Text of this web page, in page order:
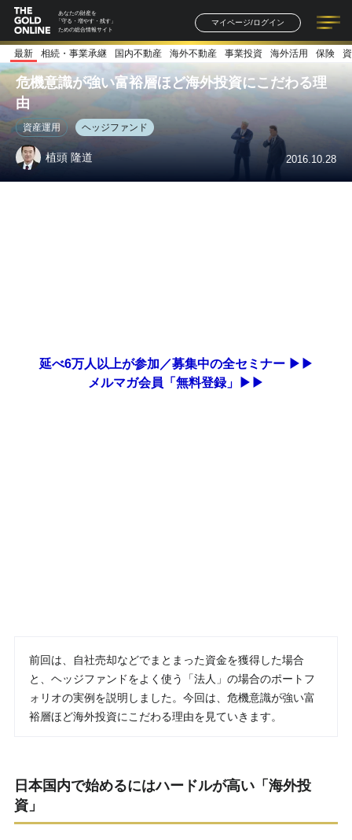
あなたの財産を
「守る・増やす・残す」
ための総合情報サイト
マイページ/ログイン
記事一覧 連載一覧
著者一覧 書籍一覧
最新 相続・事業承継 国内不動産 海外不動産 事業投資 海外活用 保険
危機意識が強い富裕層ほど海外投資にこだわる理
由
資産運用 ヘッジファンド
植頭 隆道 2016.10.28
延べ6万人以上が参加／募集中の全セミナー ▶▶
メルマガ会員「無料登録」▶▶
前回は、自社売却などでまとまった資金を獲得した場合
と、ヘッジファンドをよく使う「法人」の場合のポートフ
ォリオの実例を説明しました。今回は、危機意識が強い富
裕層ほど海外投資にこだわる理由を見ていきます。
日本国内で始めるにはハードルが高い「海外投
資」